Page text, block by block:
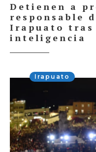
Detienen a
responsable
Irapuato tras
inteligencia
Irapuato